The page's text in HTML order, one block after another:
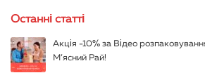
Останні статті
Акція -10% за Відео
М’ясний Рай!